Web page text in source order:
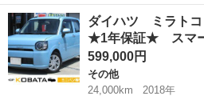
名： ダイハツ ■ 車種名： ムーヴ ■
防止／キーレス／ＣＤデッキ／電格ミ
排気量： 660c...
福岡 古賀市 ムーヴ
ダイハツ ミラト
★1年保証★ スマ
進…
599,000円
その他
24,000km
2018年